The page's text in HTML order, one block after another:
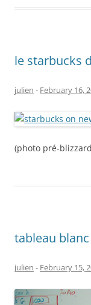
le starbucks
julien - February 16,
(photo pré-
tableau blanc
julien - February 15,